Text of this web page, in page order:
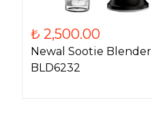
₺ 2,500.00
Newal Sootie Blender
BLD6232